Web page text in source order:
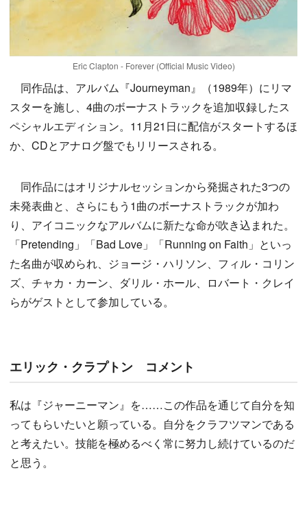
Eric Clapton - Forever (Official Music Video)
同作品は、アルバム『Journeyman』（1989年）にリマ
スターを施し、4曲のボーナストラックを追加収録したス
ペシャルエディション。11月21日に配信がスタートするほ
か、CDとアナログ盤でもリリースされる。
同作品にはオリジナルセッションから発掘された3つの
未発表曲と、さらにもう1曲のボーナストラックが加わ
り、アイコニックなアルバムに新たな命が吹き込まれた。
「Pretending」「Bad Love」「Running on Faith」といっ
た名曲が収められ、ジョージ・ハリソン、フィル・コリン
ズ、チャカ・カーン、ダリル・ホール、ロバート・クレイ
らがゲストとして参加している。
エリック・クラプトン コメント
私は『ジャーニーマン』を……この作品を通じて自分を知
ってもらいたいと願っている。自分をクラフツマンである
と考えたい。技能を極めるべく常に努力し続けているのだ
と思う。